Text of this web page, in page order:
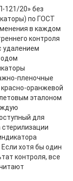
121/20» без
по ГОСТ
в каждом
контроля
удалением
пленочные
оранжевой
эталоном
для
хотя бы один
контроля, все